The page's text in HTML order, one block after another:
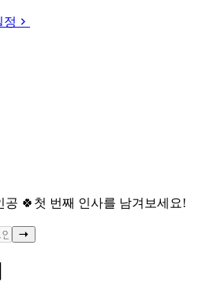
정
공 🍀 첫 번째 인사를 남겨보세요!